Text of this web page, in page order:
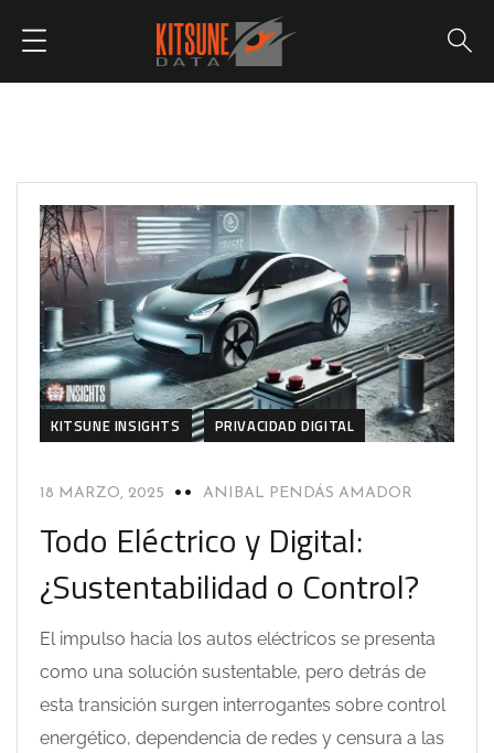
KITSUNE INSIGHTS PRIVACIDAD DIGITAL
18 MARZO, 2025 ANIBAL PENDÁS AMADOR
Todo Eléctrico y Digital:
¿Sustentabilidad o Control?
El impulso hacia los autos eléctricos se presenta
como una solución sustentable, pero detrás de
esta transición surgen interrogantes sobre control
energético, dependencia de redes y censura a las